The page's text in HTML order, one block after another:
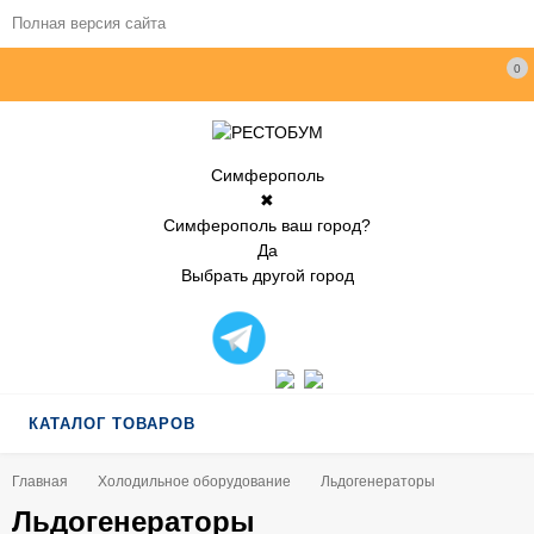
Полная версия сайта
0
Симферополь
✖
Симферополь ваш город?
Да
Выбрать другой город
КАТАЛОГ ТОВАРОВ
Главная Холодильное оборудование Льдогенераторы
Льдогенераторы